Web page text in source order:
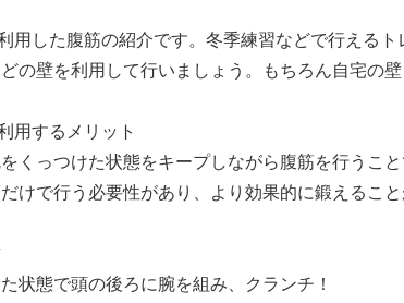
用した腹筋の紹介です。冬季練習などで行える
の壁を利用して行いましょう。もちろん自宅の壁
用するメリット
くっつけた状態をキープしながら腹筋を行うこ
けで行う必要性があり、より効果的に鍛えること
状態で頭の後ろに腕を組み、クランチ！